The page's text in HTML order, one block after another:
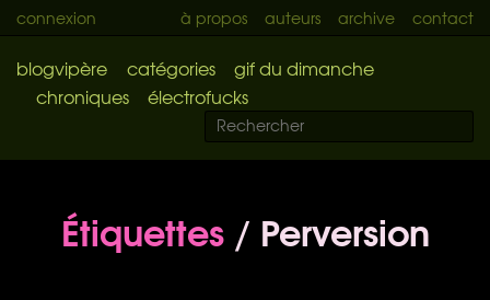
connexion à propos auteurs archive contact
blogvipère catégories
gif du dimanche
chroniques
électrofucks
Étiquettes/ Perversion